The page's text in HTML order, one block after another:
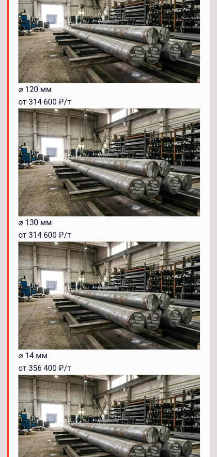
⌀ 120 мм
от 314 600 ₽/т
⌀ 130 мм
от 314 600 ₽/т
⌀ 14 мм
от 356 400 ₽/т